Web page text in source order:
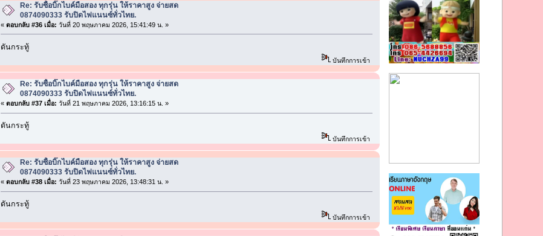
Re: รับซื้อบิ๊กไบค์มือสอง ทุกรุ่น ให้ราคาสูง จ่ายสด
0874090333 รับปิดไฟแนนซ์ทั่วไทย.
« ตอบกลับ #36 เมื่อ: วันที่ 20 พฤษภาคม 2026, 15:41:49 น. »
ดันกระทู้
บันทึกการเข้า
Re: รับซื้อบิ๊กไบค์มือสอง ทุกรุ่น ให้ราคาสูง จ่ายสด
0874090333 รับปิดไฟแนนซ์ทั่วไทย.
« ตอบกลับ #37 เมื่อ: วันที่ 21 พฤษภาคม 2026, 13:16:15 น. »
ดันกระทู้
บันทึกการเข้า
Re: รับซื้อบิ๊กไบค์มือสอง ทุกรุ่น ให้ราคาสูง จ่ายสด
0874090333 รับปิดไฟแนนซ์ทั่วไทย.
« ตอบกลับ #38 เมื่อ: วันที่ 23 พฤษภาคม 2026, 13:48:31 น. »
ดันกระทู้
บันทึกการเข้า